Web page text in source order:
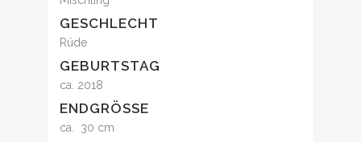
GESCHLECHT
Rüde
GEBURTSTAG
ca. 2018
ENDGRÖSSE
ca. 30 cm